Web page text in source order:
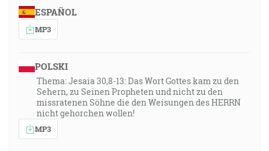
ESPAÑOL
MP3
POLSKI
Thema: Jesaia 30,8-13: Das Wort Gottes kam zu den
Sehern, zu Seinen Propheten und nicht zu den
missratenen Söhne die den Weisungen des HERRN
nicht gehorchen wollen!
MP3